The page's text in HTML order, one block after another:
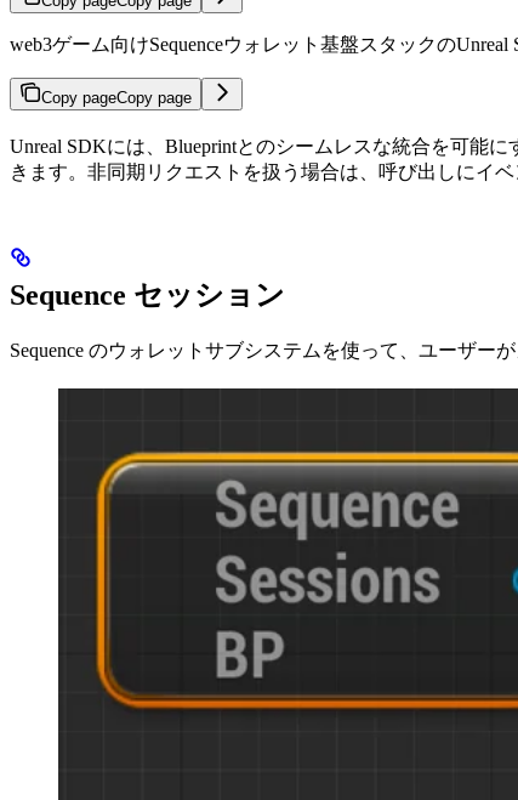
web3ゲーム向けSequenceウォレット基盤スタックのUnreal
Copy pageCopy page
Unreal SDKには、Blueprintとのシームレスな統合を可能
きます。非同期リクエストを扱う場合は、呼び出しにイ
Sequence セッション
Sequence のウォレットサブシステムを使って、ユーザー